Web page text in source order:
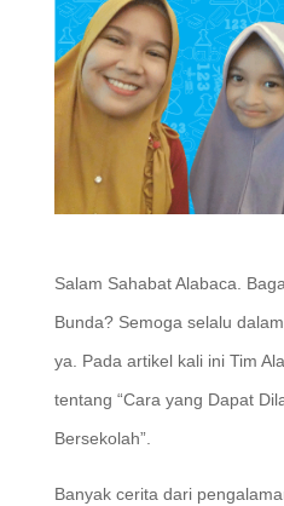
Salam Sahabat Alabaca.
Bunda? Semoga selalu
ya. Pada artikel kali ini Tim
tentang “Cara yang Dapat
Bersekolah”.
Banyak cerita dari